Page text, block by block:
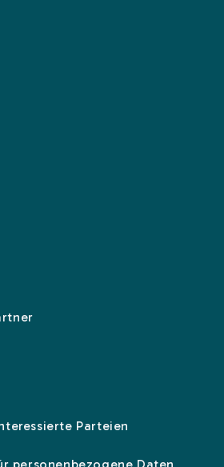
Parteien